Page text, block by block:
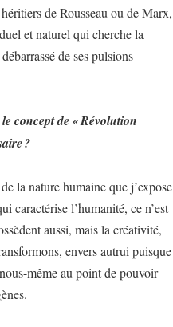
de Rousseau ou de Marx,
et naturel qui cherche la
de ses pulsions
concept de « Révolution
?
la nature humaine que j’expose
caractérise l’humanité, ce n’est
aussi, mais la créativité,
envers autrui puisque
même au point de pouvoir